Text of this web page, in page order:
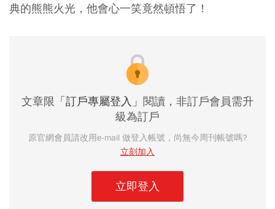
典的熊熊火光，他會心一笑竟然頓悟了！
文章限 「訂戶專屬登入」 閱讀，非訂戶會員需升
級為訂戶
原官網會員請改用e-mail 做登入帳號，尚無今周刊帳號嗎?
立刻加入
立即登入